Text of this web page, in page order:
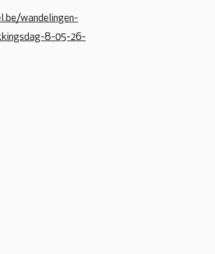
wandelingen-
8-05-26-